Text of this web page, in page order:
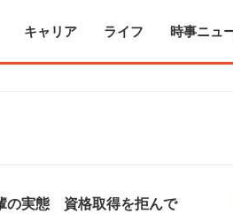
キャリア ライフ 時事ニュ
の実態 資格取得を拒んで